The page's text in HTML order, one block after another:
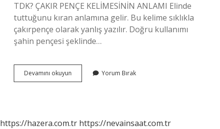
TDK? ÇAKIR PENÇE KELİMESİNİN ANLAMI Elinde
tuttuğunu kıran anlamına gelir. Bu kelime sıklıkla
çakırpençe olarak yanlış yazılır. Doğru kullanımı
şahin pençesi şeklinde…
Devamını okuyun
Demek
Yorum Bırak
https://hazera.com.tr https://nevainsaat.com.tr